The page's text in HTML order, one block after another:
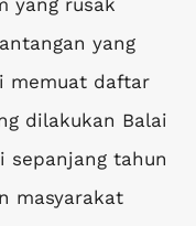
yang rusak
yang
memuat daftar
dilakukan Balai
sepanjang tahun
masyarakat